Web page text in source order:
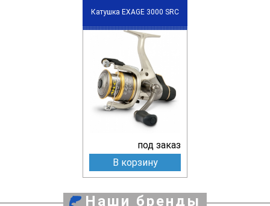
Катушка EXAGE 3000 SRC
под заказ
В корзину
Наши бренды